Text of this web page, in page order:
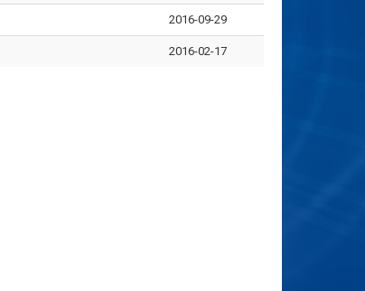
2016-09-29
2016-02-17